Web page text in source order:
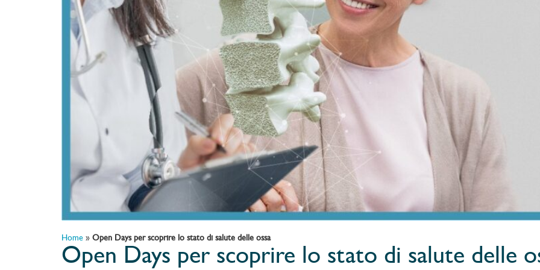
Home » Open Days per scoprire lo stato di salute delle ossa
Open Days per scoprire lo stato di salute delle